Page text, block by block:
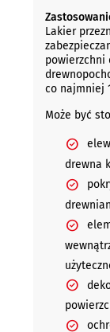
Lakier
powierzchni
co najmniej
Może być
drewna